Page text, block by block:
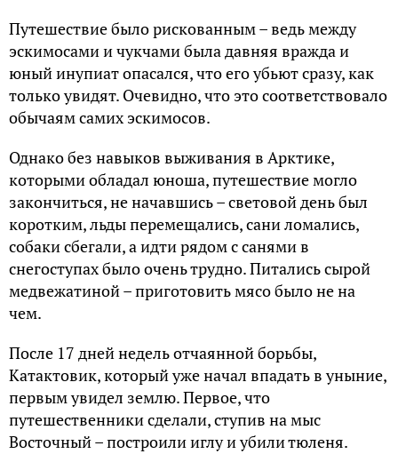
Путешествие было рискованным – ведь между
эскимосами и чукчами была давняя вражда и
юный инупиат опасался, что его убьют сразу, как
только увидят. Очевидно, что это соответствовало
обычаям самих эскимосов.
Однако без навыков выживания в Арктике,
которыми обладал юноша, путешествие могло
закончиться, не начавшись – световой день был
коротким, льды перемещались, сани ломались,
собаки сбегали, а идти рядом с санями в
снегоступах было очень трудно. Питались сырой
медвежатиной – приготовить мясо было не на
чем.
После 17 дней недель отчаянной борьбы,
Катактовик, который уже начал впадать в уныние,
первым увидел землю. Первое, что
путешественники сделали, ступив на мыс
Восточный – построили иглу и убили тюленя.